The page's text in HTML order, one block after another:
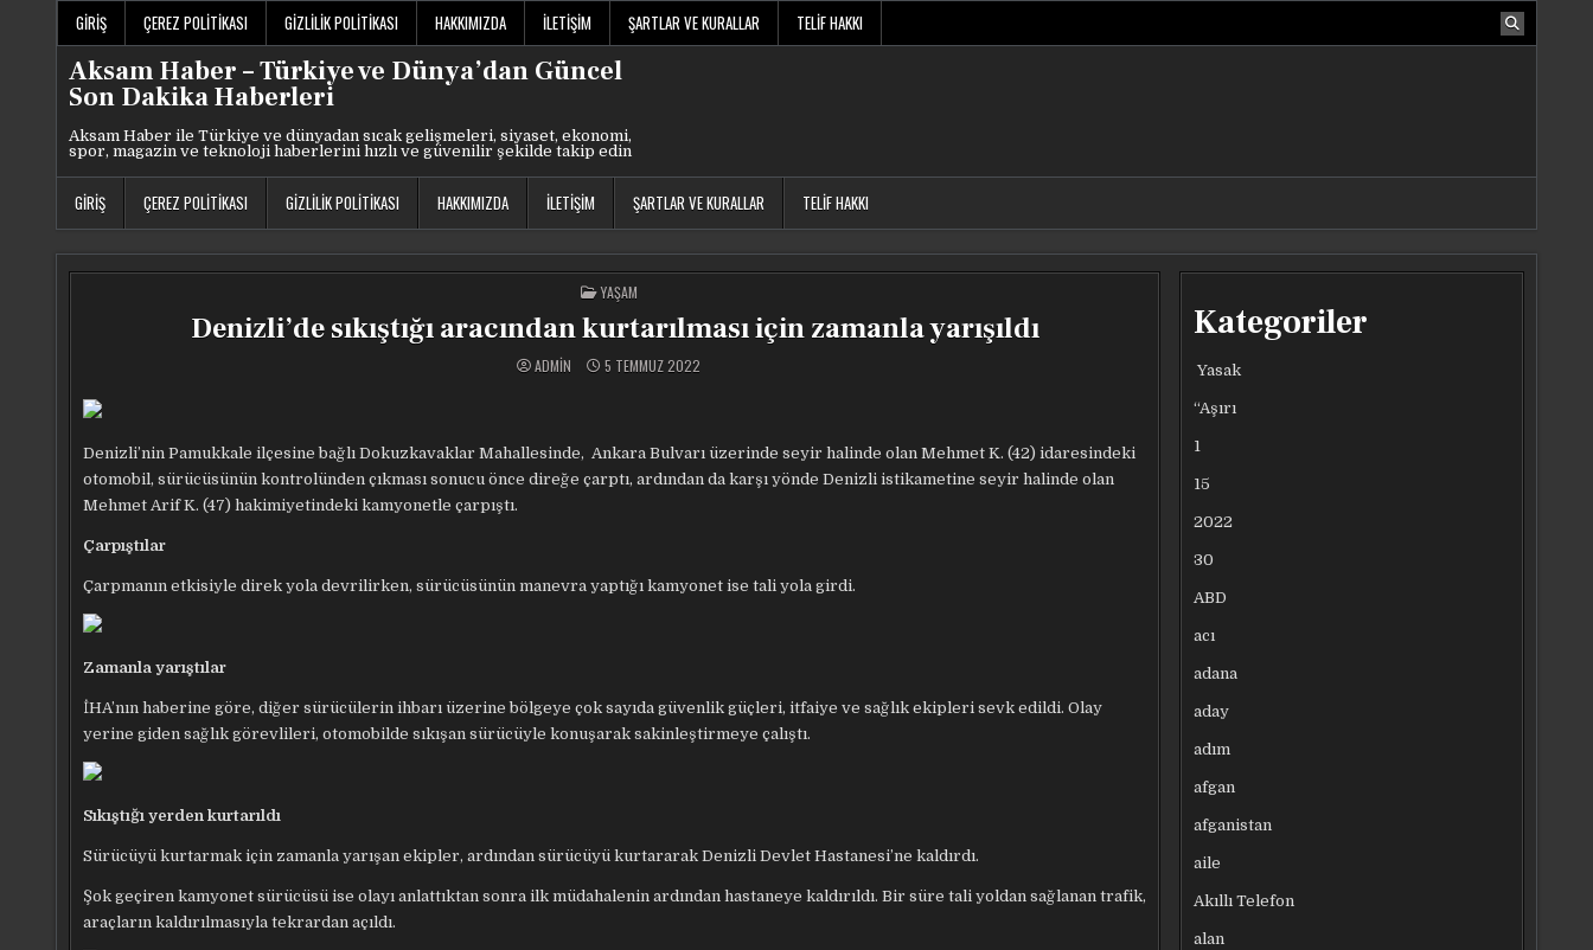
GIRIŞ ÇEREZ POLITIKASI GIZLILIK POLITIKASI HAKKIMIZDA İLETIŞIM ŞARTLAR VE KURALLAR TELIF HAKKI
Aksam Haber – Türkiye ve Dünya’dan Güncel
Son Dakika Haberleri
Aksam Haber ile Türkiye ve dünyadan sıcak gelişmeleri, siyaset, ekonomi,
spor, magazin ve teknoloji haberlerini hızlı ve güvenilir şekilde takip edin
GIRIŞ ÇEREZ POLITIKASI GIZLILIK POLITIKASI HAKKIMIZDA İLETIŞIM ŞARTLAR VE KURALLAR TELIF HAKKI
POSTED
IN
YAŞAM
Denizli’de sıkıştığı aracından kurtarılması için zamanla yarışıldı
ADMIN 5 TEMMUZ 2022
Denizli’nin Pamukkale ilçesine bağlı Dokuzkavaklar Mahallesinde, Ankara Bulvarı üzerinde seyir halinde olan Mehmet K. (42) idaresindeki
otomobil, sürücüsünün kontrolünden çıkması sonucu önce direğe çarptı, ardından da karşı yönde Denizli istikametine seyir halinde olan
Mehmet Arif K. (47) hakimiyetindeki kamyonetle çarpıştı.
Çarpıştılar
Çarpmanın etkisiyle direk yola devrilirken, sürücüsünün manevra yaptığı kamyonet ise tali yola girdi.
Zamanla yarıştılar
İHA’nın haberine göre, diğer sürücülerin ihbarı üzerine bölgeye çok sayıda güvenlik güçleri, itfaiye ve sağlık ekipleri sevk edildi. Olay
yerine giden sağlık görevlileri, otomobilde sıkışan sürücüyle konuşarak sakinleştirmeye çalıştı.
Sıkıştığı yerden kurtarıldı
Sürücüyü kurtarmak için zamanla yarışan ekipler, ardından sürücüyü kurtararak Denizli Devlet Hastanesi’ne kaldırdı.
Şok geçiren kamyonet sürücüsü ise olayı anlattıktan sonra ilk müdahalenin ardından hastaneye kaldırıldı. Bir süre tali yoldan sağlanan trafik,
araçların kaldırılmasıyla tekrardan açıldı.
Kategoriler
Yasak
“Aşırı
1
15
2022
30
ABD
acı
adana
aday
adım
afgan
afganistan
aile
Akıllı Telefon
alan